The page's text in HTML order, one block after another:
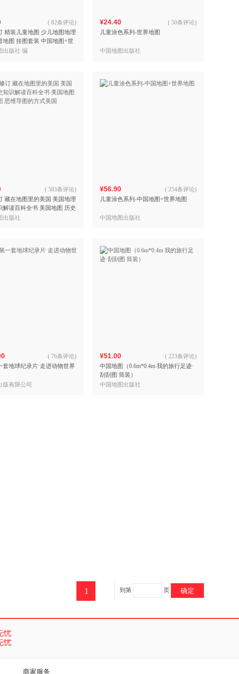
精装儿童地图 少儿地图地理
地图 挂图套装 中国地图+世
0.976米*0.670米 赠3M胶+送
( 82条评论)
出版社 编
¥24.40
儿童涂色系列-世界地图
( 50条评论)
中国地图出版社
藏在地图里的美国 美国地理
解读百科全书 美国地图 历史
导图的方式美国
( 583条评论)
出版社
¥56.90
儿童涂色系列-中国地图+世界地图
( 254条评论)
中国地图出版社
套地球纪录片·走进动物世界
( 76条评论)
版有限公司
¥51.00
中国地图（0.6m*0.4m 我的旅行足迹·
刮刮图 筒装）
( 223条评论)
中国地图出版社
到第 页 确定
1
商家服务